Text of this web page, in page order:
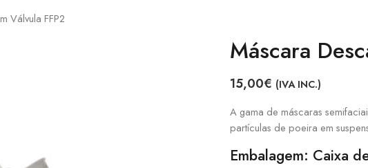
Válvula FFP2
Máscara
15,00€ (IVA INC.)
A gama de máscaras
partículas de poeira em
Embalagem: Caixa